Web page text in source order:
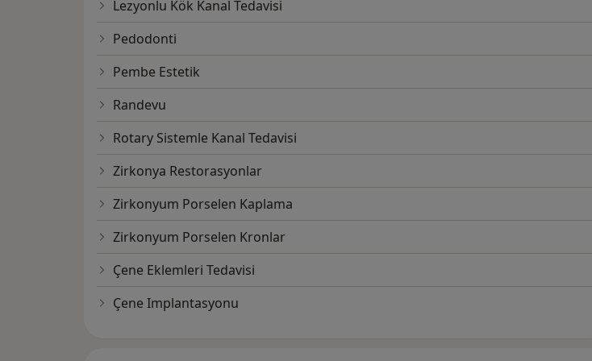
Lezyonlu Kök Kanal Tedavisi
Pedodonti
Pembe Estetik
Randevu
Rotary Sistemle Kanal Tedavisi
Zirkonya Restorasyonlar
Zirkonyum Porselen Kaplama
Zirkonyum Porselen Kronlar
Çene Eklemleri Tedavisi
Çene Implantasyonu